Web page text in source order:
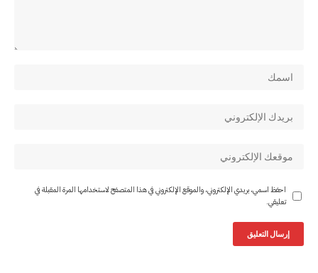
احفظ اسمي، بريدي الإلكتروني، والموقع الإلكتروني في هذا المتصفح لاستخدامها المرة المقبلة في
تعليقي.